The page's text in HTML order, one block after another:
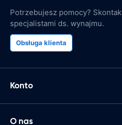
Potrzebujesz pomocy?
specjalistami ds. wynajmu.
Obsługa klienta
Konto
O nas